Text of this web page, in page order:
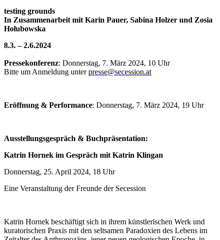
testing grounds
In Zusammenarbeit mit Karin Pauer, Sabina Holzer und Zosia
Hołubowska
8.3. – 2.6.2024
Pressekonferenz: Donnerstag, 7. März 2024, 10 Uhr
Bitte um Anmeldung unterpresse@secession.at
Eröffnung & Performance: Donnerstag, 7. März 2024, 19 Uhr
Ausstellungsgespräch & Buchpräsentation:
Katrin Hornek im Gespräch mit Katrin Klingan
Donnerstag, 25. April 2024, 18 Uhr
Eine Veranstaltung der Freunde der Secession
Katrin Hornek beschäftigt sich in ihrem künstlerischen Werk und
kuratorischen Praxis mit den seltsamen Paradoxien des Lebens im